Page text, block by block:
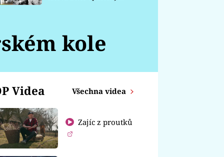
kole
Videa Všechna videa
Zajíc z proutků